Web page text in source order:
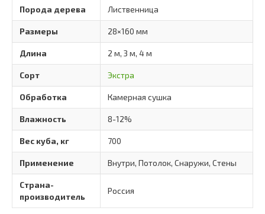
Порода дерева Лиственница
Размеры 28×160 мм
Длина 2 м, 3 м, 4 м
Сорт Экстра
Обработка Камерная сушка
Влажность 8-12%
Вес куба, кг 700
Применение Внутри, Потолок, Снаружи, Стены
Страна-
производитель
Россия